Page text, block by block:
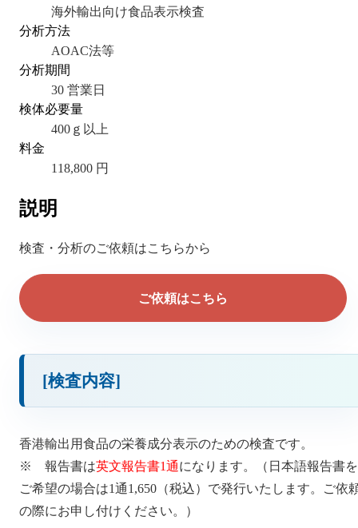
海外輸出向け食品表示検査
分析方法
AOAC法等
分析期間
30 営業日
検体必要量
400ｇ以上
料金
118,800 円
説明
検査・分析のご依頼はこちらから
ご依頼はこちら
[検査内容]
香港輸出用食品の栄養成分表示のための検査です。
※ 報告書は英文報告書1通になります。（日本語報告書を
ご希望の場合は1通1,650（税込）で発行いたします。ご依
の際にお申し付けください。）